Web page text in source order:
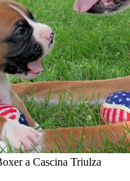
a Cascina Triulza